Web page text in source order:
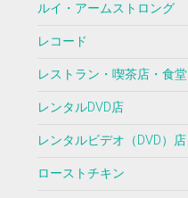
ルイ・アームストロング
レコード
レストラン・喫茶店・食堂
レンタルDVD店
レンタルビデオ（DVD）店
ローストチキン